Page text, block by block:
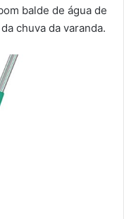
balde de água de
chuva da varanda.